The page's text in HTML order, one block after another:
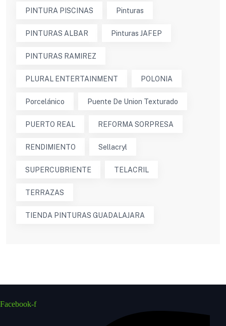
PINTURA PISCINAS Pinturas
PINTURAS ALBAR Pinturas JAFEP
PINTURAS RAMIREZ
PLURAL ENTERTAINMENT POLONIA
Porcelánico Puente De Union Texturado
PUERTO REAL REFORMA SORPRESA
RENDIMIENTO Sellacryl
SUPERCUBRIENTE TELACRIL
TERRAZAS
TIENDA PINTURAS GUADALAJARA
Facebook-f